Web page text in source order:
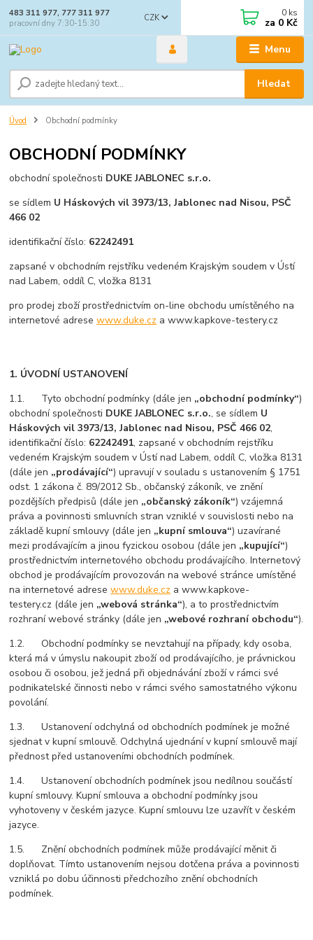
Menu
CZK
Hledat
483 311 977, 777 311 977
pracovní dny 7:30-15:30
0 ks
za 0 Kč
Úvod Obchodní podmínky
OBCHODNÍ PODMÍNKY
obchodní společnosti DUKE JABLONEC s.r.o.
se sídlem U Háskových vil 3973/13, Jablonec nad Nisou, PSČ
466 02
identifikační číslo: 62242491
zapsané v obchodním rejstříku vedeném Krajským soudem v Ústí
nad Labem, oddíl C, vložka 8131
pro prodej zboží prostřednictvím on-line obchodu umístěného na
internetové adresewww.duke.cz a www.kapkove-testery.cz
1. ÚVODNÍ USTANOVENÍ
1.1. Tyto obchodní podmínky (dále jen „obchodní podmínky“)
obchodní společnosti DUKE JABLONEC s.r.o., se sídlem U
Háskových vil 3973/13, Jablonec nad Nisou, PSČ 466 02,
identifikační číslo: 62242491, zapsané v obchodním rejstříku
vedeném Krajským soudem v Ústí nad Labem, oddíl C, vložka 8131
(dále jen „prodávající“) upravují v souladu s ustanovením § 1751
odst. 1 zákona č. 89/2012 Sb., občanský zákoník, ve znění
pozdějších předpisů (dále jen „občanský zákoník“) vzájemná
práva a povinnosti smluvních stran vzniklé v souvislosti nebo na
základě kupní smlouvy (dále jen „kupní smlouva“) uzavírané
mezi prodávajícím a jinou fyzickou osobou (dále jen „kupující“)
prostřednictvím internetového obchodu prodávajícího. Internetový
obchod je prodávajícím provozován na webové stránce umístěné
na internetové adresewww.duke.cz a www.kapkove-
testery.cz (dále jen „webová stránka“), a to prostřednictvím
rozhraní webové stránky (dále jen „webové rozhraní obchodu“).
1.2. Obchodní podmínky se nevztahují na případy, kdy osoba,
která má v úmyslu nakoupit zboží od prodávajícího, je právnickou
osobou či osobou, jež jedná při objednávání zboží v rámci své
podnikatelské činnosti nebo v rámci svého samostatného výkonu
povolání.
1.3. Ustanovení odchylná od obchodních podmínek je možné
sjednat v kupní smlouvě. Odchylná ujednání v kupní smlouvě mají
přednost před ustanoveními obchodních podmínek.
1.4. Ustanovení obchodních podmínek jsou nedílnou součástí
kupní smlouvy. Kupní smlouva a obchodní podmínky jsou
vyhotoveny v českém jazyce. Kupní smlouvu lze uzavřít v českém
jazyce.
1.5. Znění obchodních podmínek může prodávající měnit či
doplňovat. Tímto ustanovením nejsou dotčena práva a povinnosti
vzniklá po dobu účinnosti předchozího znění obchodních
podmínek.